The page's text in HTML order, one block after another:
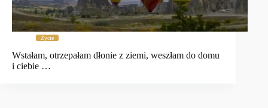
Życie
Wstałam, otrzepałam dłonie z ziemi, weszłam do domu
i ciebie …